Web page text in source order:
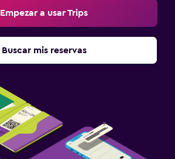
Empezar a usar Trips
Buscar mis reservas